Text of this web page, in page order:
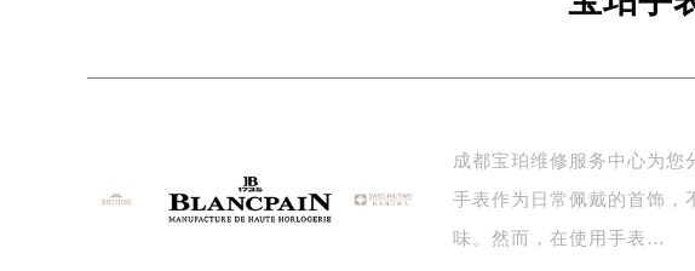
成都宝珀维修服务中心为您
手表作为日常佩戴的首饰，
味。然而，在使用手表…